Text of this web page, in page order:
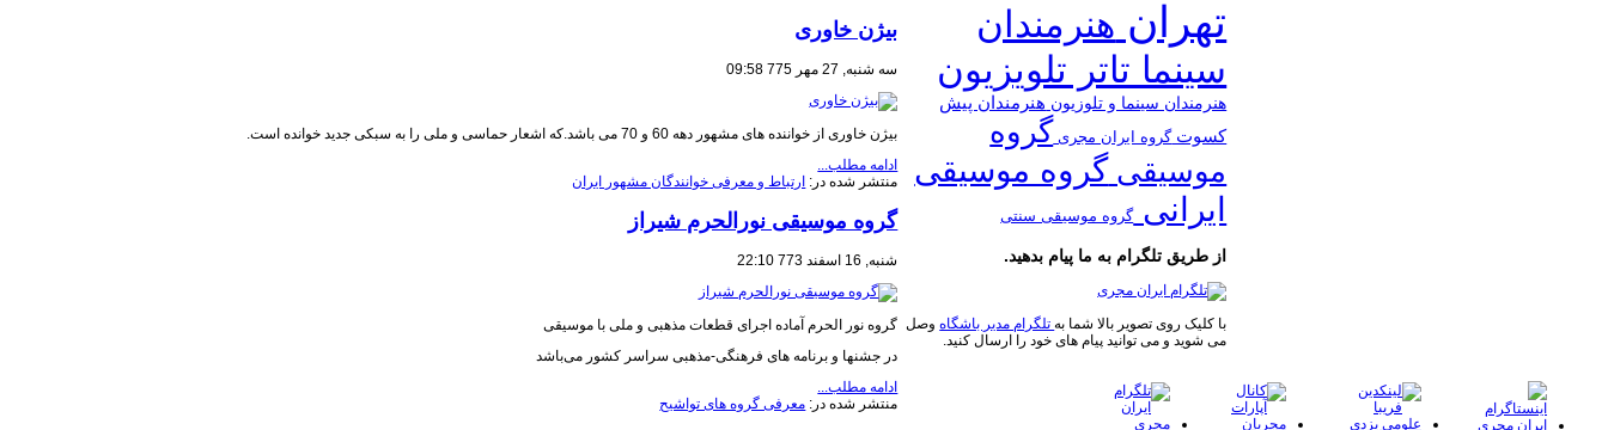
بیژن خاوری
سه شنبه, 27 مهر 775 09:58
بیژن خاوری از خواننده های مشهور دهه 60 و 70 می باشد.که اشعار حماسی و ملی را به سبکی جدید خوانده است.
ادامه مطلب...
منتشر شده در: ارتباط و معرفی خوانندگان مشهور ایران
گروه موسیقی نورالحرم شیراز
شنبه, 16 اسفند 773 22:10
گروه نور الحرم آماده اجرای قطعات مذهبی و ملی با موسیقی
در جشنها و برنامه های فرهنگی-مذهبی سراسر کشور می‌باشد
ادامه مطلب...
منتشر شده در: معرفی گروه های تواشیح
تهران هنرمندان
سینما تاتر تلویزیون
هنرمندان سینما و تلوزیون هنرمندان پیش
کسوتگروه ایران مجری گروه
موسیقیگروه موسیقی
ایرانیگروه موسیقی سنتی
از طریق تلگرام به ما پیام بدهید.
با کلیک روی تصویر بالا شما بهتلگرام مدیر باشگاهوصل
می شوید و می توانید پیام های خود را ارسال کنید.